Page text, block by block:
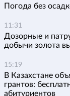
Погода без
11:31
Дозорные и
добычи золота
15:19
В Казахстане
грантов:
абитуриентов